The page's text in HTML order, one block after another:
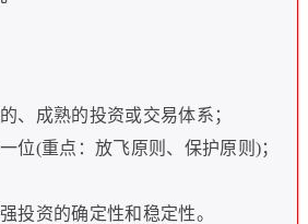
、成熟的投资或交易体系；
位(重点：放飞原则、保护原则 )；
投资的确定性和稳定性。